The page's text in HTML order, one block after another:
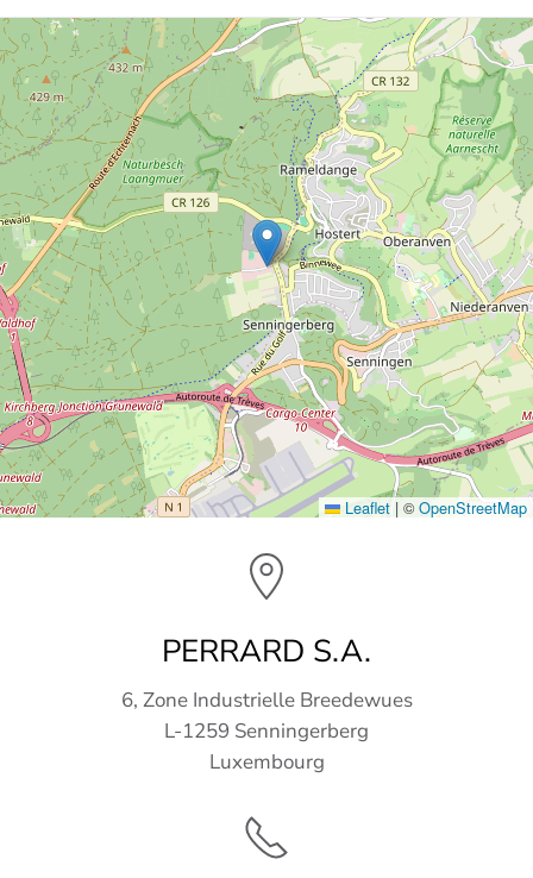
Leaflet | © OpenStreetMap
PERRARD S.A.
6, Zone Industrielle Breedewues
L-1259 Senningerberg
Luxembourg